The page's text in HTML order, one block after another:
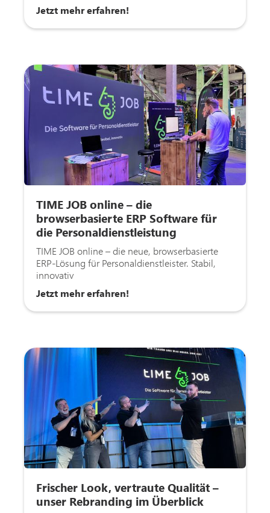
Jetzt mehr erfahren!
TIME JOB online – die
browserbasierte ERP Software für
die Personaldienstleistung
TIME JOB online – die neue, browserbasierte
ERP-Lösung für Personaldienstleister. Stabil,
innovativ
Jetzt mehr erfahren!
Frischer Look, vertraute Qualität –
unser Rebranding im Überblick